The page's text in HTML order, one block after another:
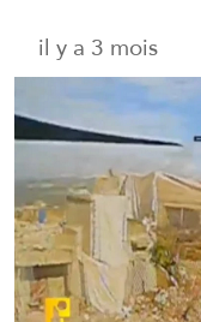
il y a 3 mois